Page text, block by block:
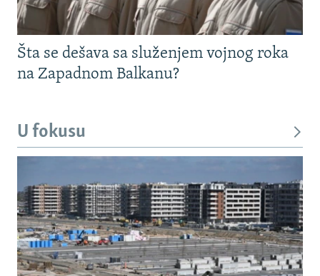
Šta se dešava sa služenjem vojnog roka
na Zapadnom Balkanu?
U fokusu